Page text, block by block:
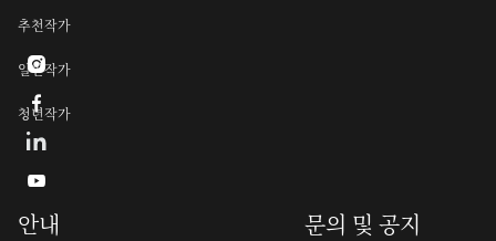
추천작가
일반작가
청년작가
안내 문의 및 공지


